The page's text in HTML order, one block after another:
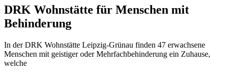
DRK Wohnstätte für Menschen mit
Behinderung
In der DRK Wohnstätte Leipzig-Grünau finden 47 erwachsene
Menschen mit geistiger oder Mehrfachbehinderung ein Zuhause,
welche